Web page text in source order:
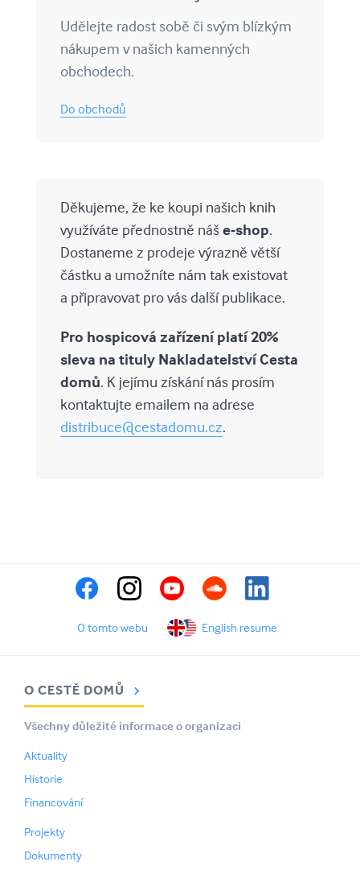
Udělejte radost sobě či svým blízkým
nákupem v našich kamenných
obchodech.
Do obchodů
Děkujeme, že ke koupi našich knih
využíváte přednostně náše-shop.
Dostaneme z prodeje výrazně větší
částku a umožníte nám tak existovat
a připravovat pro vás další publikace.
Pro hospicová zařízení platí 20%
sleva na tituly Nakladatelství Cesta
domů. K jejímu získání nás prosím
kontaktujte emailem na adrese
distribuce@cestadomu.cz.
O tomto webu English resume
O CESTĚ DOMŮ
Všechny důležité informace o organizaci
Aktuality
Historie
Financování
Projekty
Dokumenty